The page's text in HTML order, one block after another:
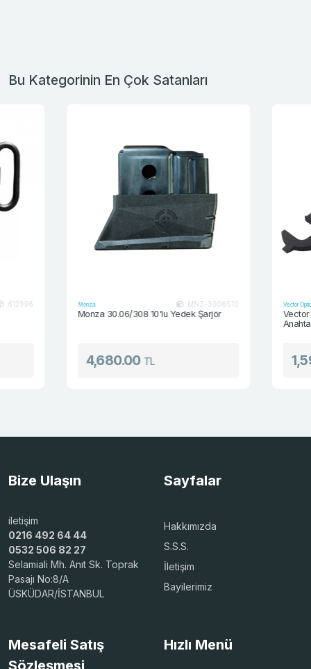
Bu Kategorinin En Çok Satanları
MNZ-3006S10
Monza 30.06/308 10'lu Yedek Şarjör
4,680.00TL
Vector Optics
Vector
Anahtarı
Bize Ulaşın
iletişim
0216 492 64 44
0532 506 82 27
Selamiali Mh. Anıt Sk. Toprak
Pasajı No:8/A
ÜSKÜDAR/İSTANBUL
Sayfalar
Hakkımızda
S.S.S.
İletişim
Bayilerimiz
Mesafeli Satış
Sözleşmesi
Hızlı Menü